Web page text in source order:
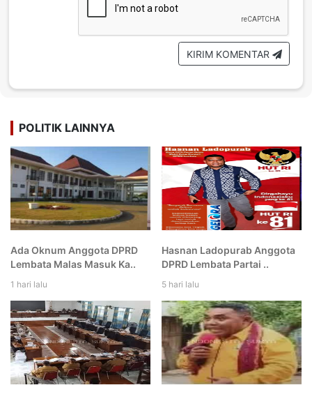
KIRIM KOMENTAR
POLITIK LAINNYA
Ada Oknum Anggota DPRD
Lembata Malas Masuk Ka..
1 hari lalu
Hasnan Ladopurab Anggota
DPRD Lembata Partai ..
5 hari lalu